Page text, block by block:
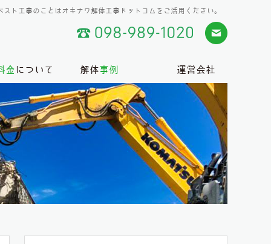
ト工事のことはオキナワ解体工事ドットコムをご活用ください。
金 について 解体事例 運営会社